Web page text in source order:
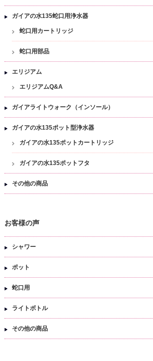
ガイアの水135蛇口用浄水器
蛇口用カートリッジ
蛇口用部品
エリジアム
エリジアムQ&A
ガイアライトウォーク（インソール）
ガイアの水135ポット型浄水器
ガイアの水135ポットカートリッジ
ガイアの水135ポットフタ
その他の商品
お客様の声
シャワー
ポット
蛇口用
ライトボトル
その他の商品